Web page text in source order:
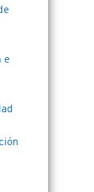
e